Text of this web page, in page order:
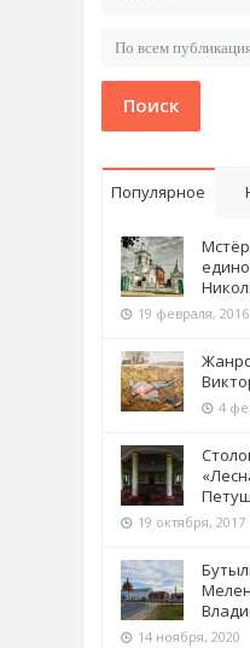
Поиск
Популярное
19 февраля, 2016
4
19 октября, 2017
14 ноября, 2020